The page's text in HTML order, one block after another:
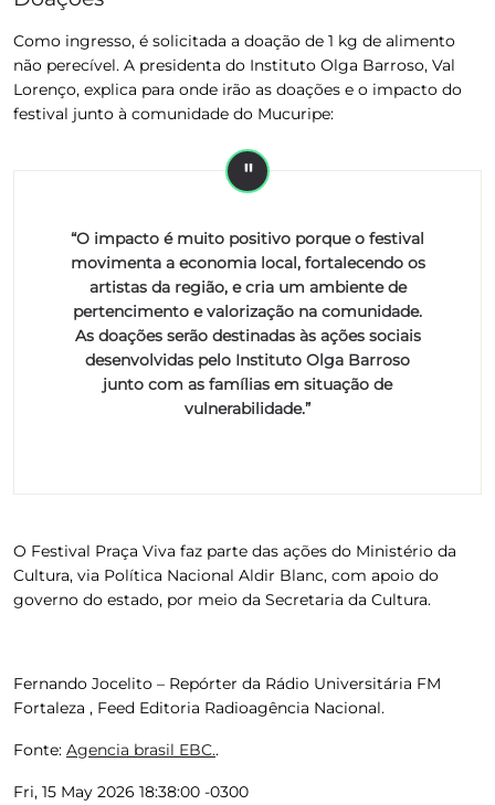
Como ingresso, é solicitada a doação de 1 kg de alimento
não perecível. A presidenta do Instituto Olga Barroso, Val
Lorenço, explica para onde irão as doações e o impacto do
festival junto à comunidade do Mucuripe:
“O impacto é muito positivo porque o festival
movimenta a economia local, fortalecendo os
artistas da região, e cria um ambiente de
pertencimento e valorização na comunidade.
As doações serão destinadas às ações sociais
desenvolvidas pelo Instituto Olga Barroso
junto com as famílias em situação de
vulnerabilidade.”
O Festival Praça Viva faz parte das ações do Ministério da
Cultura, via Política Nacional Aldir Blanc, com apoio do
governo do estado, por meio da Secretaria da Cultura.
Fernando Jocelito – Repórter da Rádio Universitária FM
Fortaleza , Feed Editoria Radioagência Nacional.
Fonte: Agencia brasil EBC..
Fri, 15 May 2026 18:38:00 -0300